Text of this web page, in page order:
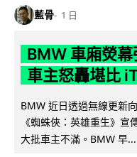
藍骨 1 日
BMW 車廂熒
車主怒轟堪比
BMW 近日透過無線更新
《蜘蛛俠：英雄重生》
大批車主不滿。BMW 早...